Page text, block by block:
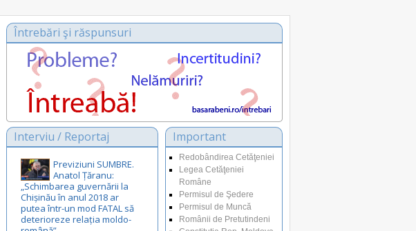
Întrebări şi răspunsuri
Important
Redobândirea Cetăţeniei
Legea Cetăţeniei
Române
Permisul de Şedere
Permisul de Muncă
Românii de Pretutindeni
Interviu / Reportaj
Previziuni SUMBRE.
Anatol Țăranu:
„Schimbarea guvernării la
Chișinău în anul 2018 ar
putea într-un mod FATAL să
deterioreze relația moldo-